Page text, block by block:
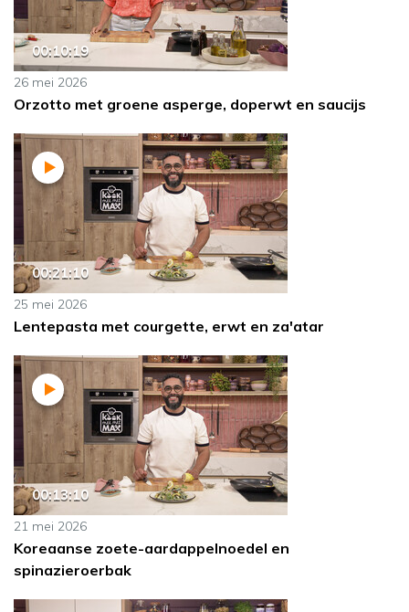
00:10:19
26 mei 2026
Orzotto met groene asperge, doperwt en saucijs
00:21:10
25 mei 2026
Lentepasta met courgette, erwt en za'atar
00:13:10
21 mei 2026
Koreaanse zoete-aardappelnoedel en
spinazieroerbak